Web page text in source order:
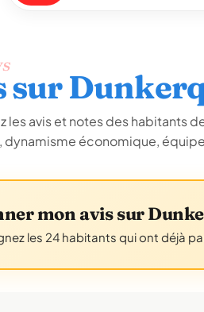
sur
les avis et notes des habitants
dynamisme économique,
mon avis sur
les 24 habitants qui ont déjà